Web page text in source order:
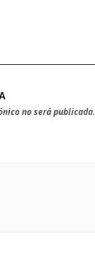
no será publicada.